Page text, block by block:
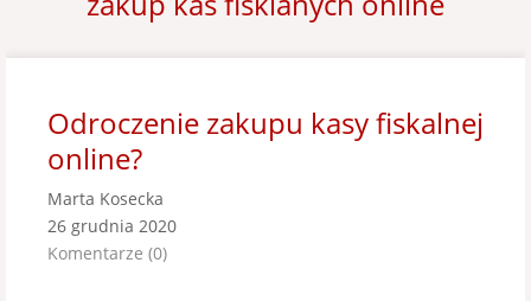
Odroczenie zakupu kasy fiskalnej
online?
Marta Kosecka
26 grudnia 2020
Komentarze (0)